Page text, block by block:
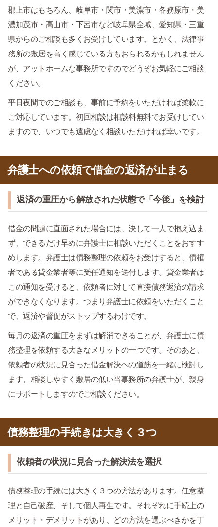
郡上市はもちろん、岐阜市・関市・美濃市・各務原市・美
濃加茂市・高山市・下呂市など岐阜県全域、愛知県・三重
県からのご相談も多くお受けしています。とかく、法律事
務所の敷居を高く感じている方もおられるかもしれません
が、アットホームな事務所ですのでどうぞお気軽にご相談
ください。
平日夜間でのご相談も、事前に予約をいただければ柔軟に
ご対応しています。初回相談は相談料無料でお受けしてい
ますので、いつでも遠慮なく相談いただければ幸いです。
弁護士への依頼で借金の返済が止まる
返済の重圧から解放された状態で「今後」を検討
借金の問題に直面された場合には、決して一人で抱え込ま
ず、できるだけ早めに弁護士に相談いただくことをおすす
めします。弁護士は債務整理の依頼をお受けすると、債権
者である貸金業者等に受任通知を送付します。貸金業者は
この通知を受けると、依頼者に対して直接債務返済の請求
ができなくなります。つまり弁護士に依頼をいただくこと
で、返済や督促がストップするわけです。
毎月の返済の重圧をまずは解消できることが、弁護士に債
務整理を依頼する大きなメリットの一つです。そのあと、
依頼者の状況に見合った借金解決への道筋を一緒に検討し
ます。相談しやすく敷居の低い当事務所の弁護士が、親身
にサポートしますのでご相談ください。
債務整理の手続きは大きく３つ
依頼者の状況に見合った解決法を選択
債務整理の手続には大きく３つの方法があります。任意整
理と自己破産、そして個人再生です。それぞれに手続上の
メリット・デメリットがあり、どの方法を選ぶべきかを丁